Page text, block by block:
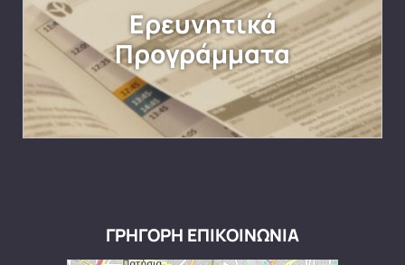
Ερευνητικά
Προγράμματα
ΓΡΗΓΟΡΗ ΕΠΙΚΟΙΝΩΝΙΑ